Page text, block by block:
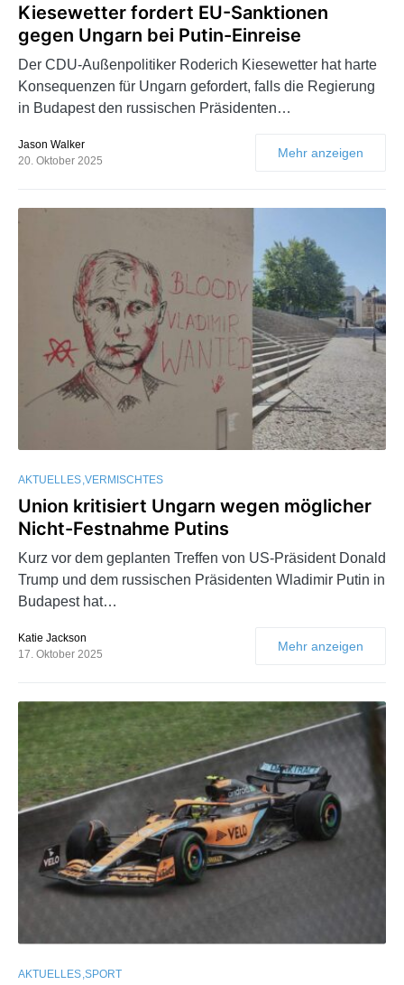
Kiesewetter fordert EU-Sanktionen
gegen Ungarn bei Putin-Einreise
Der CDU-Außenpolitiker Roderich Kiesewetter hat harte
Konsequenzen für Ungarn gefordert, falls die Regierung
in Budapest den russischen Präsidenten…
Jason Walker
20. Oktober 2025
Mehr anzeigen
AKTUELLES VERMISCHTES
Union kritisiert Ungarn wegen möglicher
Nicht-Festnahme Putins
Kurz vor dem geplanten Treffen von US-Präsident Donald
Trump und dem russischen Präsidenten Wladimir Putin in
Budapest hat…
Katie Jackson
17. Oktober 2025
Mehr anzeigen
AKTUELLES SPORT